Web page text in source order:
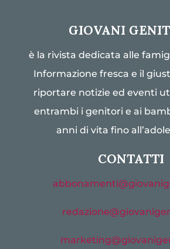
GIOVANI
è la rivista dedicata alle
Informazione fresca e il
riportare notizie ed eventi
entrambi i genitori e ai
anni di vita fino
CONTATTI